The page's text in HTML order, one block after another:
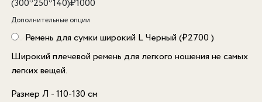
(300*250*140)₽1000
Дополнительные опции
Ремень для сумки широкий L Черный (₽2700 )
Широкий плечевой ремень для легкого ношения не самых
легких вещей.
Размер Л - 110-130 см